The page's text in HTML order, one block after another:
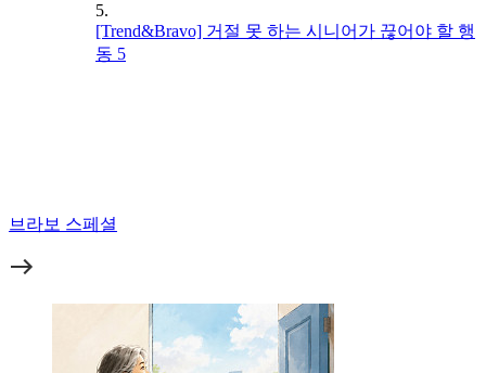
5.
[Trend&Bravo] 거절 못 하는 시니어가 끊어야 할 행
동 5
브라보 스페셜